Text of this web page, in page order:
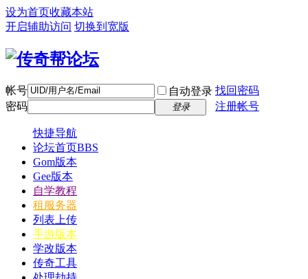
设为首页收藏本站
开启辅助访问 切换到宽版
帐号 自动登录 找回密码
密码
登录 注册帐号
快捷导航
论坛首页BBS
Gom版本
Gee版本
自学教程
租服务器
列表上传
手游版本
学改版本
传奇工具